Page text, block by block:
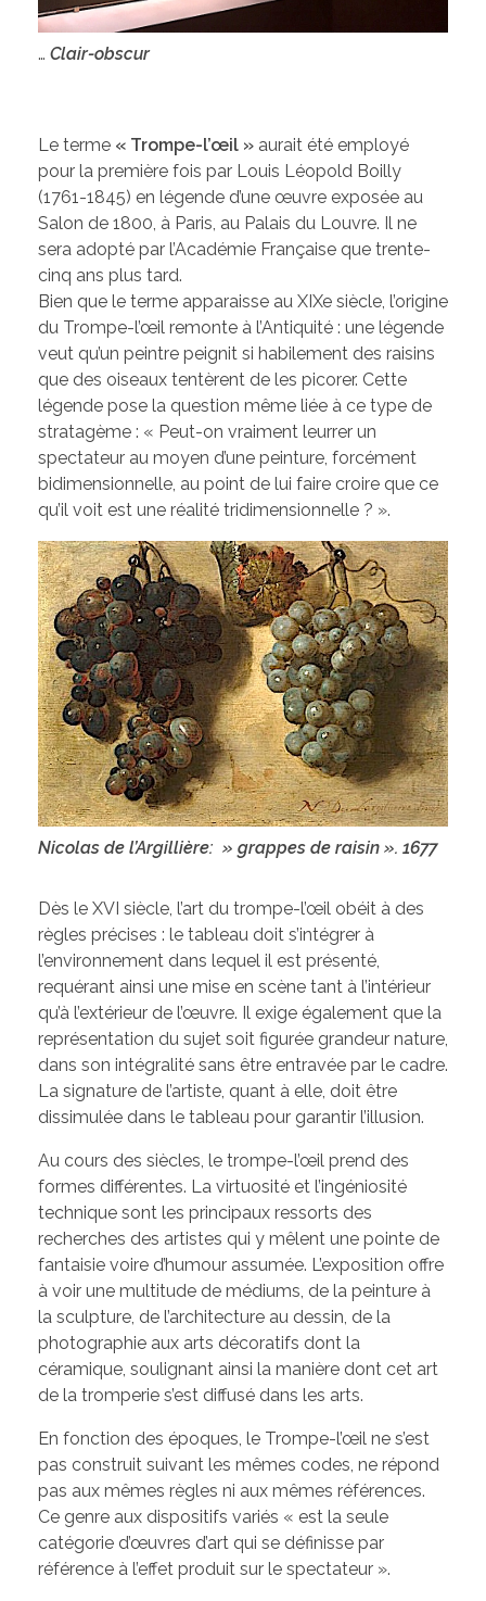
… Clair-obscur
Le terme « Trompe-l’œil » aurait été employé
pour la première fois par Louis Léopold Boilly
(1761-1845) en légende d’une œuvre exposée au
Salon de 1800, à Paris, au Palais du Louvre. Il ne
sera adopté par l’Académie Française que trente-
cinq ans plus tard.
Bien que le terme apparaisse au XIXe siècle, l’origine
du Trompe-l’œil remonte à l’Antiquité : une légende
veut qu’un peintre peignit si habilement des raisins
que des oiseaux tentèrent de les picorer. Cette
légende pose la question même liée à ce type de
stratagème : « Peut-on vraiment leurrer un
spectateur au moyen d’une peinture, forcément
bidimensionnelle, au point de lui faire croire que ce
qu’il voit est une réalité tridimensionnelle ? ».
Nicolas de l’Argillière: » grappes de raisin ». 1677
Dès le XVI siècle, l’art du trompe-l’œil obéit à des
règles précises : le tableau doit s’intégrer à
l’environnement dans lequel il est présenté,
requérant ainsi une mise en scène tant à l’intérieur
qu’à l’extérieur de l’œuvre. Il exige également que la
représentation du sujet soit figurée grandeur nature,
dans son intégralité sans être entravée par le cadre.
La signature de l’artiste, quant à elle, doit être
dissimulée dans le tableau pour garantir l’illusion.
Au cours des siècles, le trompe-l’œil prend des
formes différentes. La virtuosité et l’ingéniosité
technique sont les principaux ressorts des
recherches des artistes qui y mêlent une pointe de
fantaisie voire d’humour assumée. L’exposition offre
à voir une multitude de médiums, de la peinture à
la sculpture, de l’architecture au dessin, de la
photographie aux arts décoratifs dont la
céramique, soulignant ainsi la manière dont cet art
de la tromperie s’est diffusé dans les arts.
En fonction des époques, le Trompe-l’œil ne s’est
pas construit suivant les mêmes codes, ne répond
pas aux mêmes règles ni aux mêmes références.
Ce genre aux dispositifs variés « est la seule
catégorie d’œuvres d’art qui se définisse par
référence à l’effet produit sur le spectateur ».